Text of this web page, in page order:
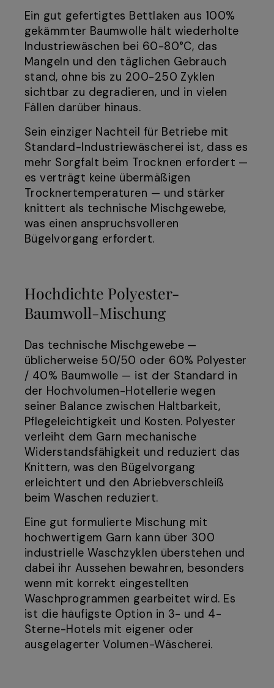
Ein gut gefertigtes Bettlaken aus 100%
gekämmter Baumwolle hält wiederholte
Industriewäschen bei 60-80°C, das
Mangeln und den täglichen Gebrauch
stand, ohne bis zu 200-250 Zyklen
sichtbar zu degradieren, und in vielen
Fällen darüber hinaus.
Sein einziger Nachteil für Betriebe mit
Standard-Industriewäscherei ist, dass es
mehr Sorgfalt beim Trocknen erfordert —
es verträgt keine übermäßigen
Trocknertemperaturen — und stärker
knittert als technische Mischgewebe,
was einen anspruchsvolleren
Bügelvorgang erfordert.
Hochdichte Polyester-
Baumwoll-Mischung
Das technische Mischgewebe —
üblicherweise 50/50 oder 60% Polyester
/ 40% Baumwolle — ist der Standard in
der Hochvolumen-Hotellerie wegen
seiner Balance zwischen Haltbarkeit,
Pflegeleichtigkeit und Kosten. Polyester
verleiht dem Garn mechanische
Widerstandsfähigkeit und reduziert das
Knittern, was den Bügelvorgang
erleichtert und den Abriebverschleiß
beim Waschen reduziert.
Eine gut formulierte Mischung mit
hochwertigem Garn kann über 300
industrielle Waschzyklen überstehen und
dabei ihr Aussehen bewahren, besonders
wenn mit korrekt eingestellten
Waschprogrammen gearbeitet wird. Es
ist die häufigste Option in 3- und 4-
Sterne-Hotels mit eigener oder
ausgelagerter Volumen-Wäscherei.